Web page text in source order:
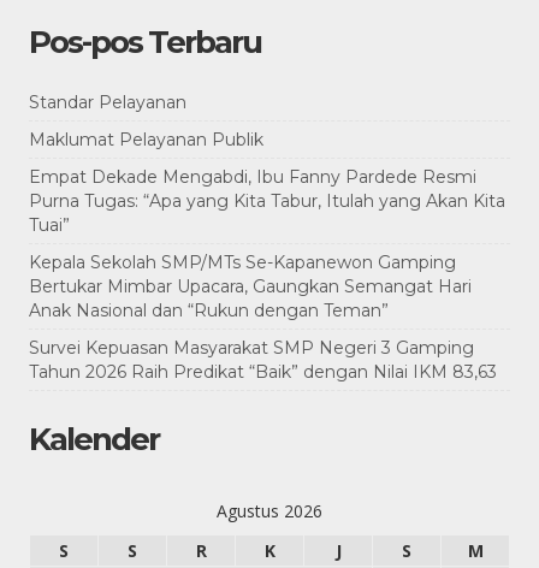
Pos-pos Terbaru
Standar Pelayanan
Maklumat Pelayanan Publik
Empat Dekade Mengabdi, Ibu Fanny Pardede Resmi
Purna Tugas: “Apa yang Kita Tabur, Itulah yang Akan Kita
Tuai”
Kepala Sekolah SMP/MTs Se-Kapanewon Gamping
Bertukar Mimbar Upacara, Gaungkan Semangat Hari
Anak Nasional dan “Rukun dengan Teman”
Survei Kepuasan Masyarakat SMP Negeri 3 Gamping
Tahun 2026 Raih Predikat “Baik” dengan Nilai IKM 83,63
Kalender
Agustus 2026
S
S R K J S
M